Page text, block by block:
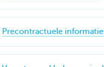
Precontractuele